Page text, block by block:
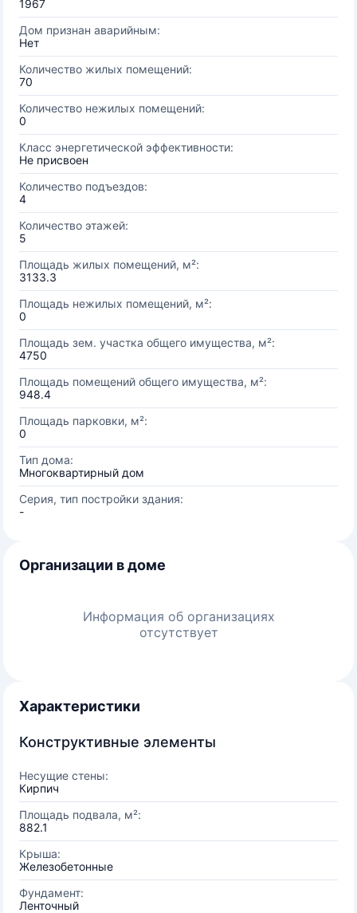
1967
Дом признан аварийным:
Нет
Количество жилых помещений:
70
Количество нежилых помещений:
0
Класс энергетической эффективности:
Не присвоен
Количество подъездов:
4
Количество этажей:
5
Площадь жилых помещений, м²:
3133.3
Площадь нежилых помещений, м²:
0
Площадь зем. участка общего имущества, м²:
4750
Площадь помещений общего имущества, м²:
948.4
Площадь парковки, м²:
0
Тип дома:
Многоквартирный дом
Серия, тип постройки здания:
-
Организации в доме
Информация об организациях
отсутствует
Характеристики
Конструктивные элементы
Несущие стены:
Кирпич
Площадь подвала, м²:
882.1
Крыша:
Железобетонные
Фундамент:
Ленточный